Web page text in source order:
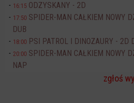
16:15 ODZYSKANY - 2D
17:50 SPIDER-MAN CAŁKIEM NOWY
DUB
18:00 PSI PATROL I DINOZAURY - 2D
20:00 SPIDER-MAN CAŁKIEM NOWY
NAP
zgłoś